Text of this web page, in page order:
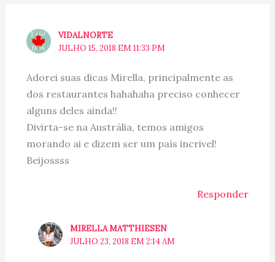
VIDALNORTE
JULHO 15, 2018 EM 11:33 PM
Adorei suas dicas Mirella, principalmente as
dos restaurantes hahahaha preciso conhecer
alguns deles ainda!!
Divirta-se na Austrália, temos amigos
morando ai e dizem ser um país incrivel!
Beijossss
Responder
MIRELLA MATTHIESEN
JULHO 23, 2018 EM 2:14 AM